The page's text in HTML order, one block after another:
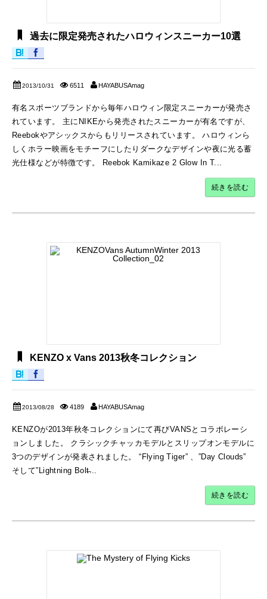
過去に限定発売されたハロウィンスニーカー10選
2013/10/31 6511 HAYABUSAmag
有名スポーツブランドから毎年ハロウィン限定スニーカーが発売さ
れています。 主にNIKEから発売されたスニーカーが有名ですが、
Reebokやアシックスからもリリースされています。 ハロウィンら
しくホラー映画をモチーフにしたりダークなデザインや夜に光る蓄
光仕様などが特徴です。 Reebok Kamikaze 2 Glow In T...
続きを読む
KENZO x Vans 2013秋冬コレクション
2013/08/28 4189 HAYABUSAmag
KENZOが2013年秋冬コレクションにて再びVANSとコラボレーシ
ョンしました。 クラシックチャッカモデルとスリップオンモデルに
3つのデザインが発表されました。 “Flying Tiger” 、”Day Clouds”
そして”Lightning Bolt̶...
続きを読む